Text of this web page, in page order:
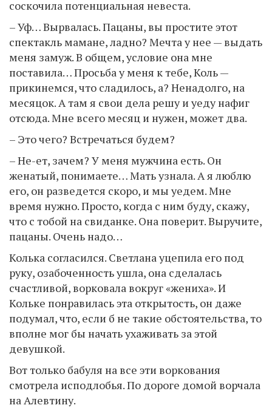
соскочила потенциальная невеста.
– Уф… Вырвалась. Пацаны, вы простите этот
спектакль мамане, ладно? Мечта у нее — выдать
меня замуж. В общем, условие она мне
поставила… Просьба у меня к тебе, Коль —
прикинемся, что сладилось, а? Ненадолго, на
месяцок. А там я свои дела решу и уеду нафиг
отсюда. Мне всего месяц и нужен, может два.
– Это чего? Встречаться будем?
– Не-ет, зачем? У меня мужчина есть. Он
женатый, понимаете… Мать узнала. А я люблю
его, он разведется скоро, и мы уедем. Мне
время нужно. Просто, когда с ним буду, скажу,
что с тобой на свиданке. Она поверит. Выручите,
пацаны. Очень надо…
Колька согласился. Светлана уцепила его под
руку, озабоченность ушла, она сделалась
счастливой, ворковала вокруг «жениха». И
Кольке понравилась эта открытость, он даже
подумал, что, если б не такие обстоятельства, то
вполне мог бы начать ухаживать за этой
девушкой.
Вот только бабуля на все эти воркования
смотрела исподлобья. По дороге домой ворчала
на Алевтину.